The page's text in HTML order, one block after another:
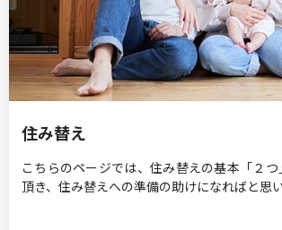
住み替え
こちらのページでは、住み替えの基本「２
頂き、住み替えへの準備の助けになればと思い